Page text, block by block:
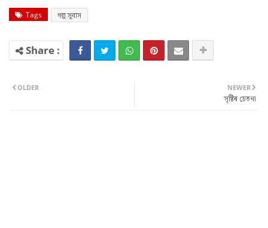
Tags গল্প সুবাস
NEWER
সৃষ্টিৰ চেতনা
OLDER